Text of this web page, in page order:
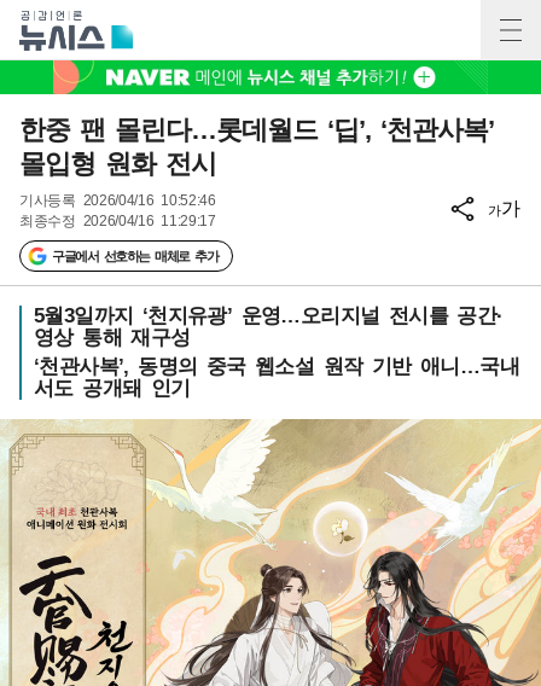
한중 팬 몰린다…롯데월드 ‘딥’, ‘천관사복’
몰입형 원화 전시
기사등록 2026/04/16 10:52:46
최종수정 2026/04/16 11:29:17
구글에서 선호하는 매체로 추가
가가
5월3일까지 ‘천지유광’ 운영…오리지널 전시를 공간·
영상 통해 재구성
‘천관사복’, 동명의 중국 웹소설 원작 기반 애니…국내
서도 공개돼 인기